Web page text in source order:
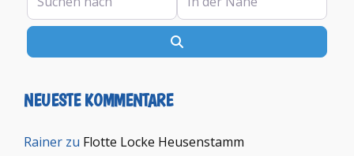
NEUESTE KOMMENTARE
Rainer zu Flotte Locke Heusenstamm